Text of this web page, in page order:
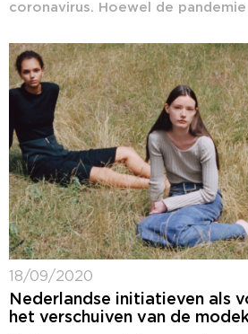
coronavirus. Hoewel de
18/09/2020
Nederlandse initiatieven als
het verschuiven van de